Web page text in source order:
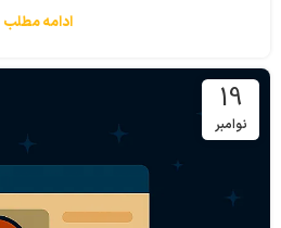
ادامه مطلب
19
نوامبر